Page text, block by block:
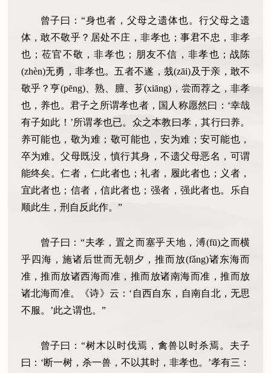
曾子曰：“身也者，父母之遗体也。行父母之遗
体，敢不敬乎？居处不庄，非孝也；事君不忠，非孝
也；莅官不敬，非孝也；朋友不信，非孝也；战陈
(zhèn)无勇，非孝也。五者不遂，烖(zāi)及于亲，敢不
敬乎？亨(pēng)、熟、膻、芗(xiāng)，尝而荐之，非孝
也，养也。君子之所谓孝也者，国人称愿然曰：‘幸哉
有子如此！’所谓孝也已。众之本教曰孝，其行曰养。
养可能也，敬为难；敬可能也，安为难；安可能也，
卒为难。父母既没，慎行其身，不遗父母恶名，可谓
能终矣。仁者，仁此者也；礼者，履此者也；义者，
宜此者也；信者，信此者也；强者，强此者也。乐自
顺此生，刑自反此作。”
曾子曰：“夫孝，置之而塞乎天地，溥(fū)之而横
乎四海，施诸后世而无朝夕，推而放(fǎng)诸东海而
准，推而放诸西海而准，推而放诸南海而准，推而放
诸北海而准。《诗》云：‘自西自东，自南自北，无思
不服。’此之谓也。”
曾子曰：“树木以时伐焉，禽兽以时杀焉。夫子
曰：‘断一树，杀一兽，不以其时，非孝也。’孝有三：